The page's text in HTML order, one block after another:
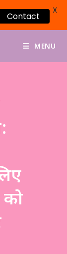
MENU
Contact
X